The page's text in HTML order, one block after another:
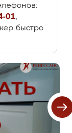
01,
быстро